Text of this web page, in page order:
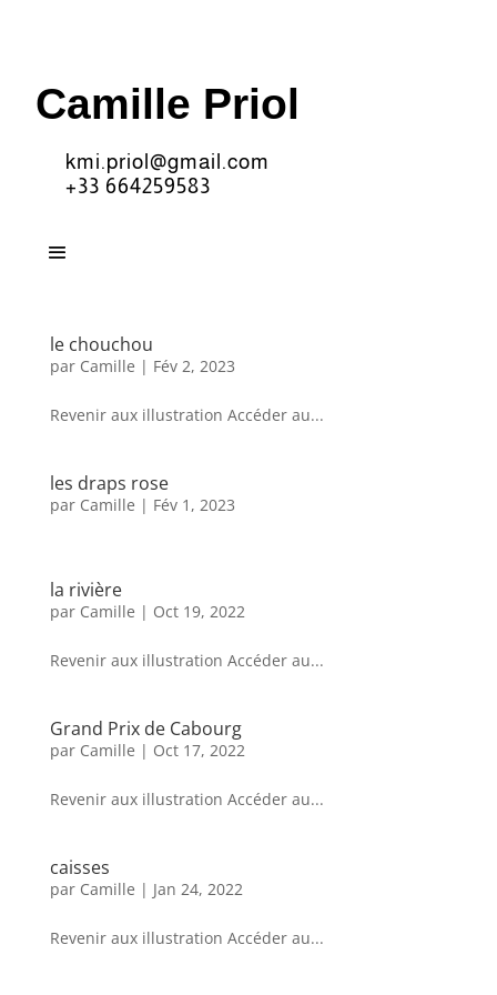
Camille Priol
kmi.priol@gmail.com
+33 664259583
le chouchou
par Camille | Fév 2, 2023
Revenir aux illustration Accéder au...
les draps rose
par Camille | Fév 1, 2023
la rivière
par Camille | Oct 19, 2022
Revenir aux illustration Accéder au...
Grand Prix de Cabourg
par Camille | Oct 17, 2022
Revenir aux illustration Accéder au...
caisses
par Camille | Jan 24, 2022
Revenir aux illustration Accéder au...